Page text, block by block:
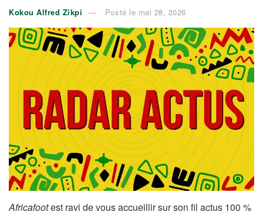
Kokou Alfred Zikpi Posté le mai 28, 2026
Africafootest ravi de vous accueillir sur son fil actus 100 %